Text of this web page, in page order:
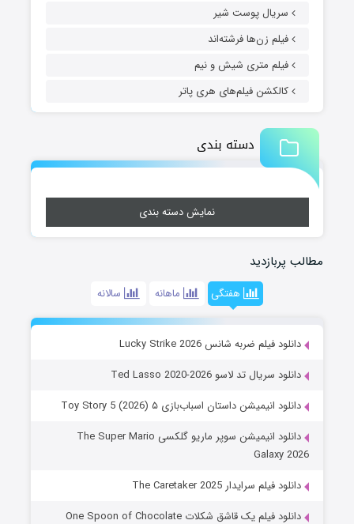
سریال پوست شیر
فیلم زن‌ها فرشته‌اند
فیلم متری شیش و نیم
کالکشن فیلم‌های هری پاتر
دسته بندی
نمایش دسته بندی
مطالب پربازدید
هفتگی ماهانه سالانه
دانلود فیلم ضربه شانس Lucky Strike 2026
دانلود سریال تد لاسو Ted Lasso 2020-2026
دانلود انیمیشن داستان اسباب‌بازی ۵ Toy Story 5 (2026)
دانلود انیمیشن سوپر ماریو گلکسی The Super Mario
Galaxy 2026
دانلود فیلم سرایدار The Caretaker 2025
دانلود فیلم یک قاشق شکلات One Spoon of Chocolate